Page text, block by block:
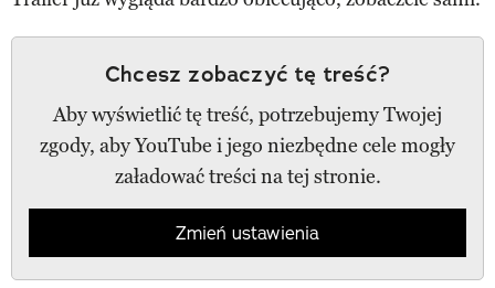
Chcesz zobaczyć tę treść?
Aby wyświetlić tę treść, potrzebujemy Twojej
zgody, aby YouTube i jego niezbędne cele mogły
załadować treści na tej stronie.
Zmień ustawienia